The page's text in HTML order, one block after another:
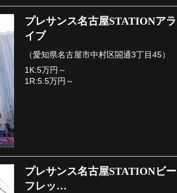
プレサンス名古屋STATIONアラ
イブ
（愛知県名古屋市中村区閤通3丁目45）
1K:5万円～
1R:5.5万円～
プレサンス名古屋STATIONビー
フレッ…